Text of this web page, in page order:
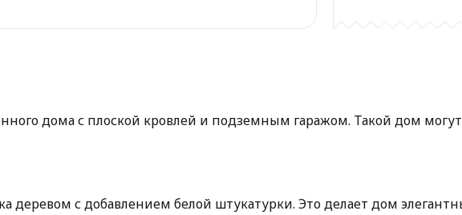
дома с плоской кровлей и подземным гаражом. Такой дом
деревом с добавлением белой штукатурки. Это делает дом